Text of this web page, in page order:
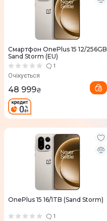
Смартфон OnePlus 15 12/256GB
Sand Storm (EU)
1
Очікується
48 999₴
OnePlus 15 16/1TB (Sand Storm)
1